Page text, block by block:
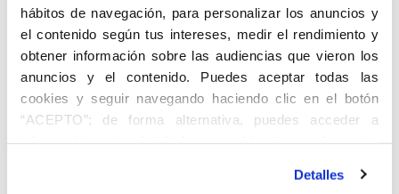
hábitos de navegación, para personalizar los anuncios y
el contenido según tus intereses, medir el rendimiento y
obtener información sobre las audiencias que vieron los
anuncios y el contenido. Puedes aceptar todas las
cookies y seguir navegando haciendo clic en el botón
“ACEPTO”; de forma alternativa, puedes acceder a
información más detallada y cambiar tus preferencias
en el botón "Personalizar". Para más información puedes
Detalles
Autor
Centro de
adscripción
Fecha de
nacimiento
01/01/1934
Lugar de
Fecha de
defunción
Lugar de
defunción